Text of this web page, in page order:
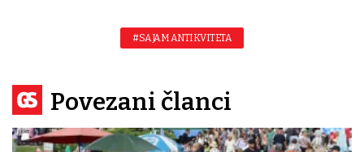
#SAJAM ANTIKVITETA
Povezani članci